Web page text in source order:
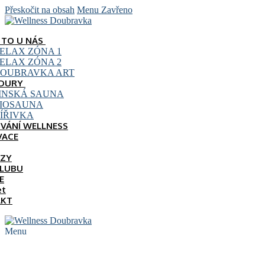
Přeskočit na obsah Menu Zavřeno
TO U NÁS
ZÓNA 1
ZÓNA 2
ART
SAUNA
WELLNESS
Menu